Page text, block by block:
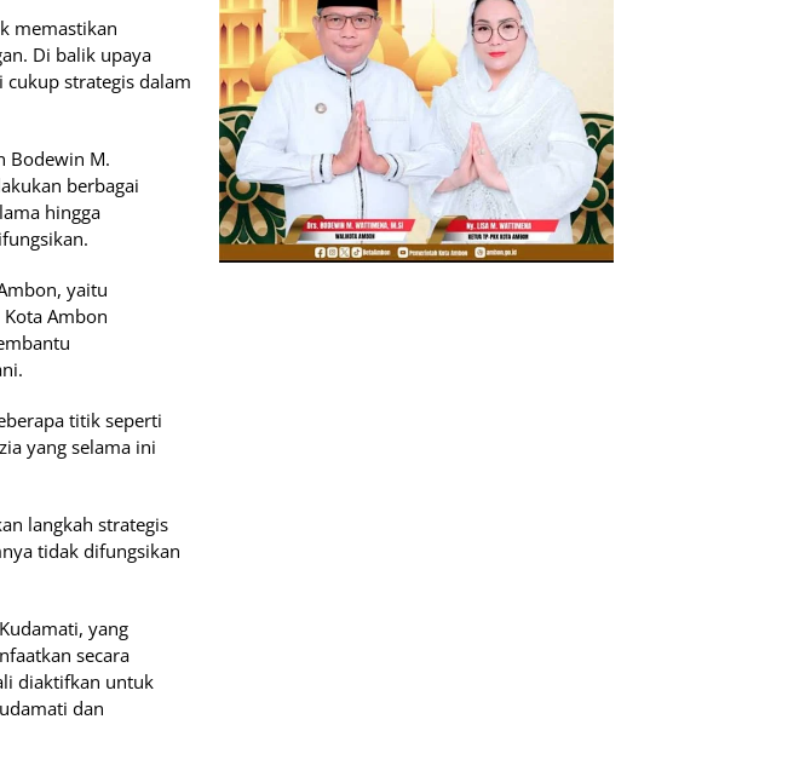
memastikan
Di balik upaya
strategis dalam
Bodewin M.
berbagai
hingga
yaitu
Ambon
titik seperti
yang selama ini
langkah strategis
tidak difungsikan
yang
secara
diaktifkan untuk
dan